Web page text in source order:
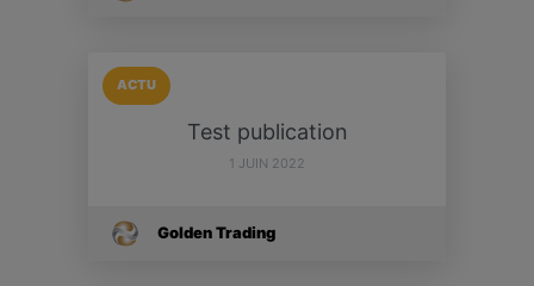
ACTU
Test publication
1 JUIN 2022
Golden Trading